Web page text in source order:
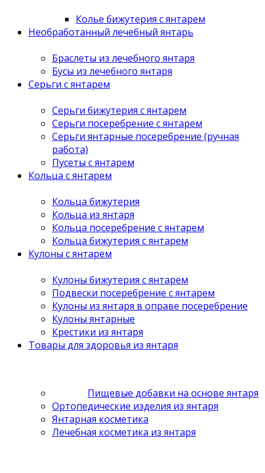
Колье бижутерия с янтарем
Необработанный лечебный янтарь
Браслеты из лечебного янтаря
Бусы из лечебного янтаря
Серьги с янтарем
Серьги бижутерия с янтарем
Серьги посеребрение с янтарем
Серьги янтарные посеребрение (ручная
работа)
Пусеты с янтарем
Кольца с янтарем
Кольца бижутерия
Кольца из янтаря
Кольца посеребрение с янтарем
Кольца бижутерия с янтарем
Кулоны с янтарем
Кулоны бижутерия с янтарем
Подвески посеребрение с янтарем
Кулоны из янтаря в оправе посеребрение
Кулоны янтарные
Крестики из янтаря
Товары для здоровья из янтаря
Пищевые добавки на основе янтаря
Ортопедические изделия из янтаря
Янтарная косметика
Лечебная косметика из янтаря